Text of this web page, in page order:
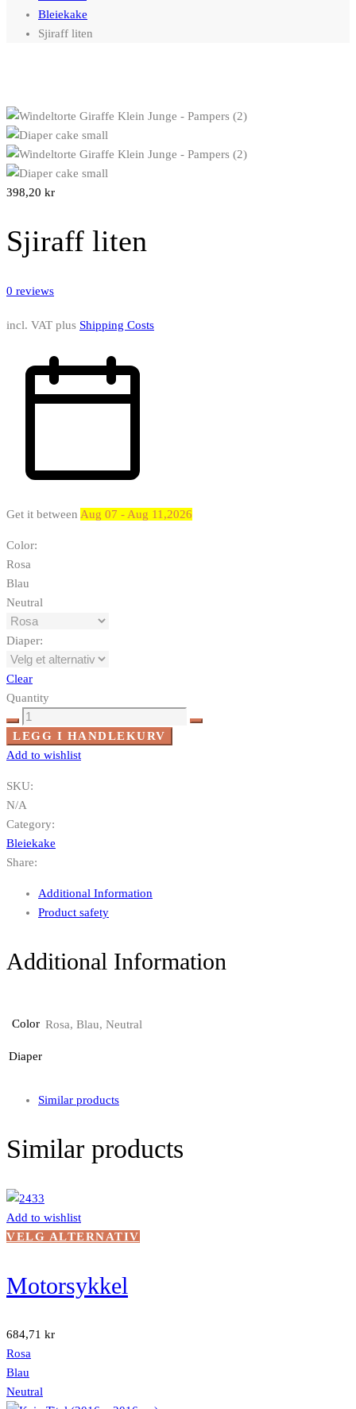
Bleiekake
Sjiraff liten
398,20 kr
Sjiraff liten
0 reviews
incl. VAT plus Shipping Costs
Get it between Aug 07 - Aug 11,2026
Color:
Rosa
Blau
Neutral
Diaper:
Clear
Quantity
Sjiraff
liten
antall
LEGG I HANDLEKURV
Add to wishlist
SKU:
N/A
Category:
Bleiekake
Share:
Additional Information
Product safety
Additional Information
Color Rosa, Blau, Neutral
Diaper
Similar products
Similar products
Add to wishlist
VELG ALTERNATIV
Motorsykkel
684,71 kr
Rosa
Blau
Neutral